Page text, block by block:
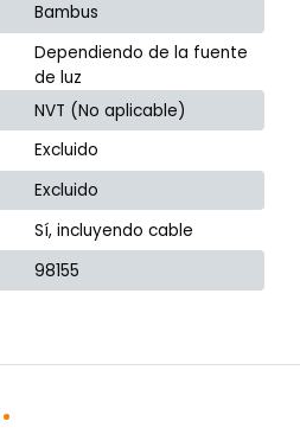
Bambus
Dependiendo de la fuente
de luz
NVT (No aplicable)
Excluido
Excluido
Sí, incluyendo cable
98155